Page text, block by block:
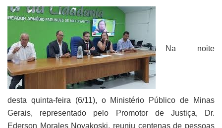
Na noite
desta quinta-feira (6/11), o Ministério Público de Minas
Gerais, representado pelo Promotor de Justiça, Dr.
Ederson Morales Novakoski, reuniu centenas de pessoas